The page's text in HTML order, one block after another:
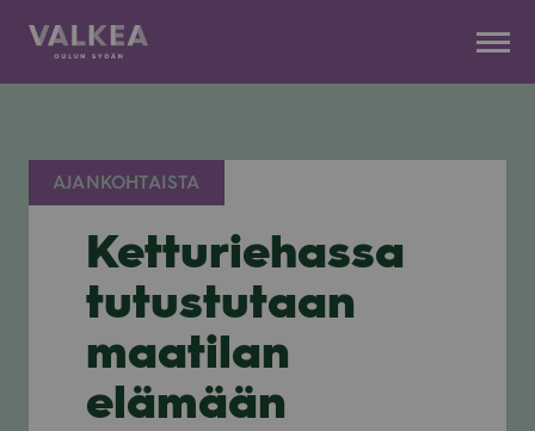
AJANKOHTAISTA
Ketturiehassa
tutustutaan
maatilan
elämään